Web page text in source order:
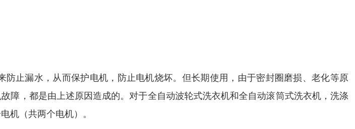
止漏水，从而保护电机，防止电机烧坏。但长期使用，由于密封圈磨损、老化等原
障，都是由上述原因造成的。对于全自动波轮式洗衣机和全自动滚筒式洗衣机，洗涤
机（共两个电机）。